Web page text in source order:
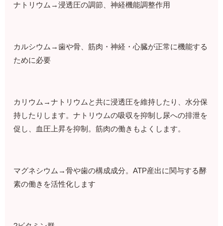
ナトリウム→浸透圧の調節、神経機能調整作用
カルシウム→歯や骨、筋肉・神経・心臓が正常に機能する
ために必要
カリウム→ナトリウムと共に浸透圧を維持したり、水分保
持したりします。ナトリウムの吸収を抑制し尿への排泄を
促し、血圧上昇を抑制。筋肉の働きもよくします。
マグネシウム→骨や歯の構成成分。ATP産出に関与する酵
素の働きを活性化します